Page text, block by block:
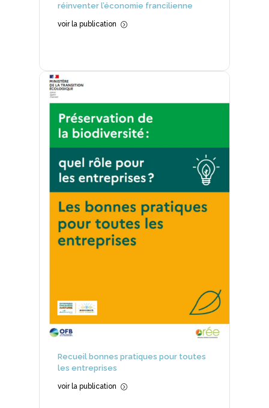
réinventer l’économie francilienne
voir la publication =
Recueil bonnes pratiques pour toutes
les entreprises
voir la publication =